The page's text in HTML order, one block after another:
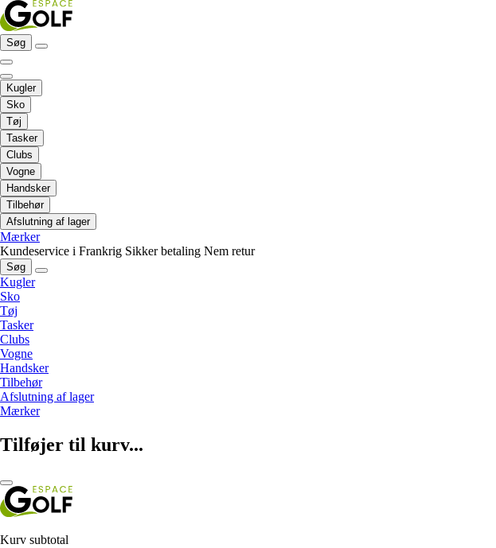
Søg
Kugler
Sko
Tøj
Tasker
Clubs
Vogne
Handsker
Tilbehør
Afslutning af lager
Mærker
Kundeservice i Frankrig Sikker betaling Nem retur
Søg
Kugler
Sko
Tøj
Tasker
Clubs
Vogne
Handsker
Tilbehør
Afslutning af lager
Mærker
Tilføjer til kurv...
Kurv subtotal